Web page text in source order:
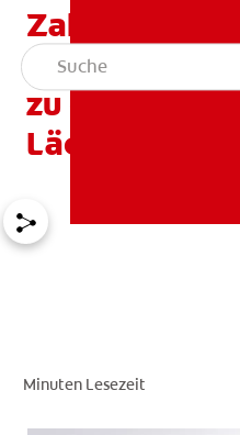
zu einem
Lächeln?
Minuten Lesezeit